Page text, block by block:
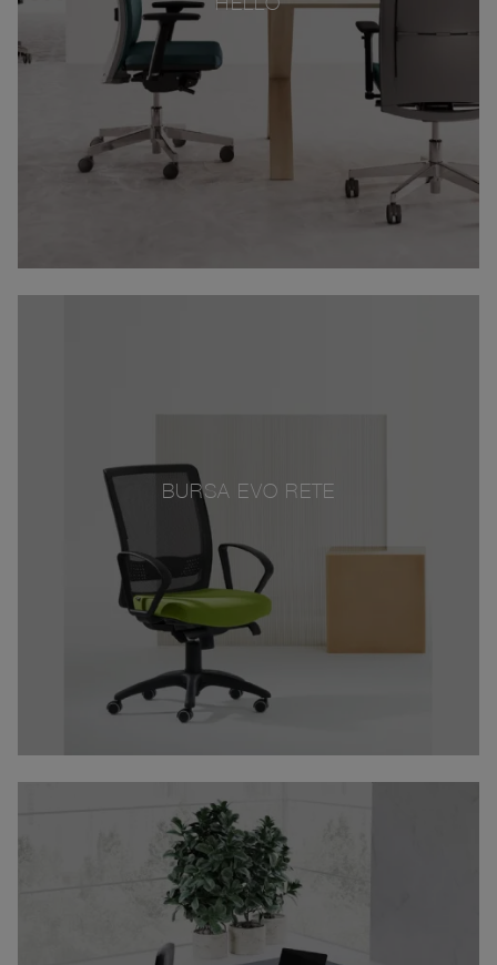
BURSA EVO RETE